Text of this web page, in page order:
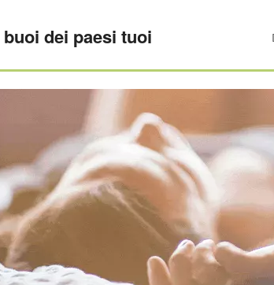
dei paesi tuoi